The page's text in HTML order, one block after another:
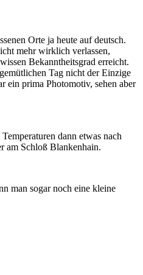
Orte ja heute auf deutsch.
mehr wirklich verlassen,
Bekanntheitsgrad erreicht.
Tag nicht der Einzige
ein prima Photomotiv, sehen aber
dann etwas nach
am Schloß Blankenhain.
man sogar noch eine kleine